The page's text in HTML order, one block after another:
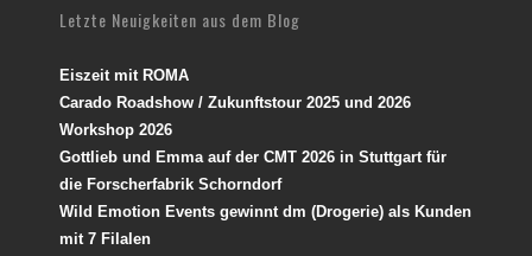
Letzte Neuigkeiten aus dem Blog
Eiszeit mit ROMA
Carado Roadshow / Zukunftstour 2025 und 2026
Workshop 2026
Gottlieb und Emma auf der CMT 2026 in Stuttgart für
die Forscherfabrik Schorndorf
Wild Emotion Events gewinnt dm (Drogerie) als Kunden
mit 7 Filalen